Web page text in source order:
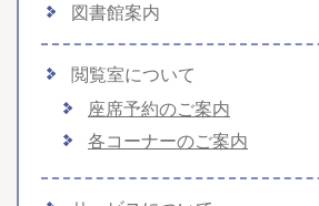
図書館案内
閲覧室について
座席予約のご案内
各コーナーのご案内